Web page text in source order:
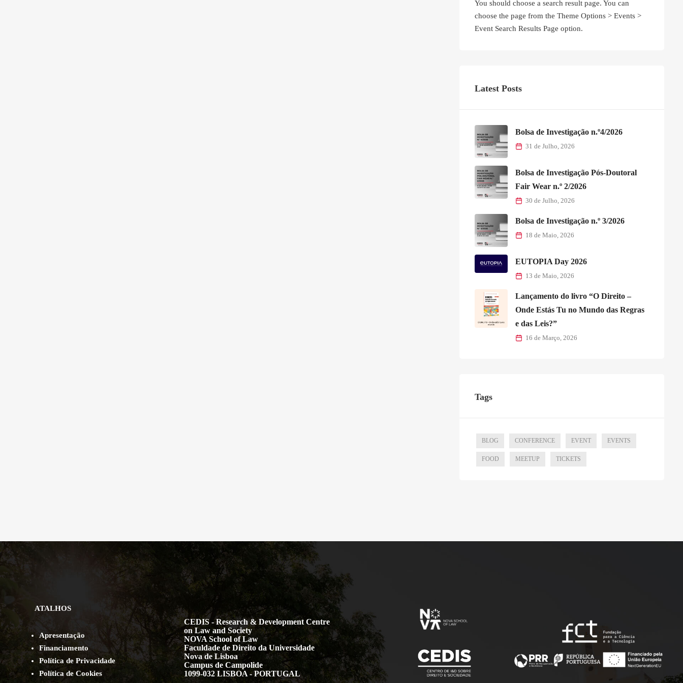
You should choose a search result page. You can
choose the page from the Theme Options > Events >
Event Search Results Page option.
Latest Posts
Bolsa de Investigação n.º4/2026
31 de Julho, 2026
Bolsa de Investigação Pós-Doutoral
Fair Wear n.º 2/2026
30 de Julho, 2026
Bolsa de Investigação n.º 3/2026
18 de Maio, 2026
EUTOPIA Day 2026
13 de Maio, 2026
Lançamento do livro “O Direito –
Onde Estás Tu no Mundo das Regras
e das Leis?”
16 de Março, 2026
Tags
BLOG CONFERENCE EVENT EVENTS
FOOD MEETUP TICKETS
ATALHOS
Apresentação
Financiamento
Política de Privacidade
Política de Cookies
CEDIS - Research & Development Centre
on Law and Society
NOVA School of Law
Faculdade de Direito da Universidade
Nova de Lisboa
Campus de Campolide
1099-032 LISBOA - PORTUGAL